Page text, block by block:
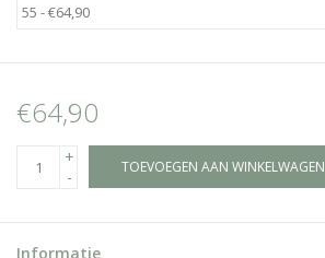
€64,90
+
-
TOEVOEGEN AAN WINKELWAGEN
Informatie